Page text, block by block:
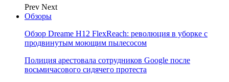
Prev Next
Обзоры
Обзор Dreame H12 FlexReach: революция в уборке с
продвинутым моющим пылесосом
Полиция арестовала сотрудников Google после
восьмичасового сидячего протеста